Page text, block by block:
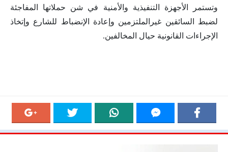
وتستمر الأجهزة التنفيذية والأمنية في شن حملاتها المفاجئة
لضبط السائقين غيرالملتزمين وإعادة الإنضباط للشارع وإتخاذ
الإجراءات القانونية حيال المخالفين.